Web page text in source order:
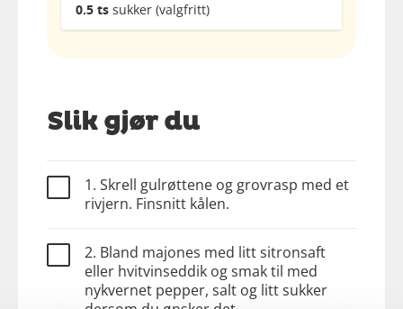
0.5 ts sukker (valgfritt)
Slik gjør du
1. Skrell gulrøttene og grovrasp med et
rivjern. Finsnitt kålen.
2. Bland majones med litt sitronsaft
eller hvitvinseddik og smak til med
nykvernet pepper, salt og litt sukker